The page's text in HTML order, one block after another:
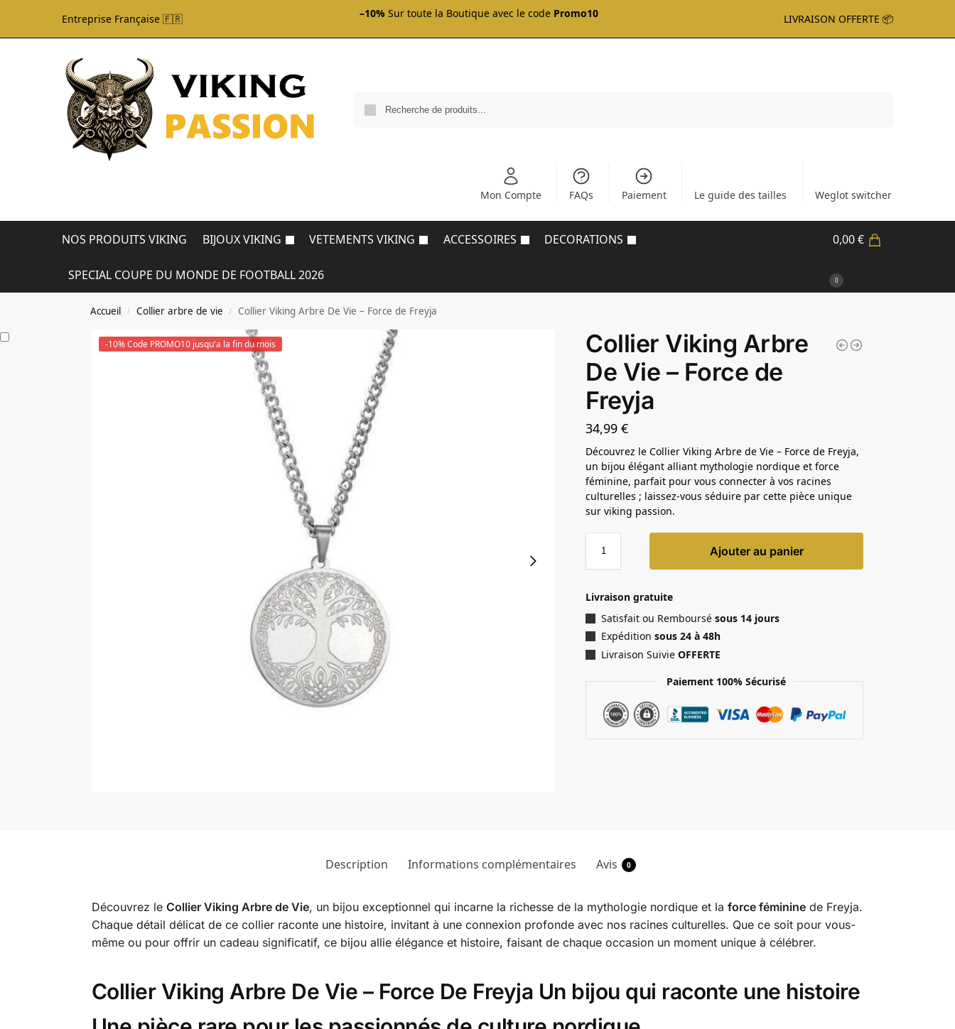
Entreprise Française 🇫🇷 –10% Sur toute la Boutique avec le code Promo10 LIVRAISON OFFERTE 📦
Mon Compte FAQs Paiement Le guide des tailles Weglot switcher
NOS PRODUITS VIKING BIJOUX VIKING VETEMENTS VIKING ACCESSOIRES DECORATIONS
SPECIAL COUPE DU MONDE DE FOOTBALL 2026
0,00€
0
Accueil / Collier arbre de vie / Collier Viking Arbre De Vie – Force de Freyja
-10% Code PROMO10 jusqu'a la fin du mois
Collier Viking Arbre
De Vie – Force de
Freyja
34,99€
Découvrez le Collier Viking Arbre de Vie – Force de Freyja,
un bijou élégant alliant mythologie nordique et force
féminine, parfait pour vous connecter à vos racines
culturelles ; laissez-vous séduire par cette pièce unique
sur viking passion.
Ajouter au panier
Livraison gratuite
Satisfait ou Remboursésous 14 jours
Expédition sous 24 à 48h
Livraison SuivieOFFERTE
Paiement 100% Sécurisé
Description Informations complémentaires Avis 0
Découvrez le Collier Viking Arbre de Vie, un bijou exceptionnel qui incarne la richesse de la mythologie nordique et la force fémininede Freyja.
Chaque détail délicat de ce collier raconte une histoire, invitant à une connexion profonde avec nos racines culturelles. Que ce soit pour vous-
même ou pour offrir un cadeau significatif, ce bijou allie élégance et histoire, faisant de chaque occasion un moment unique à célébrer.
Collier Viking Arbre De Vie – Force De Freyja Un bijou qui raconte une histoire